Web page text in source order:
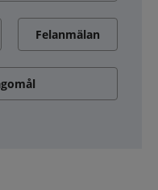
Felanmälan